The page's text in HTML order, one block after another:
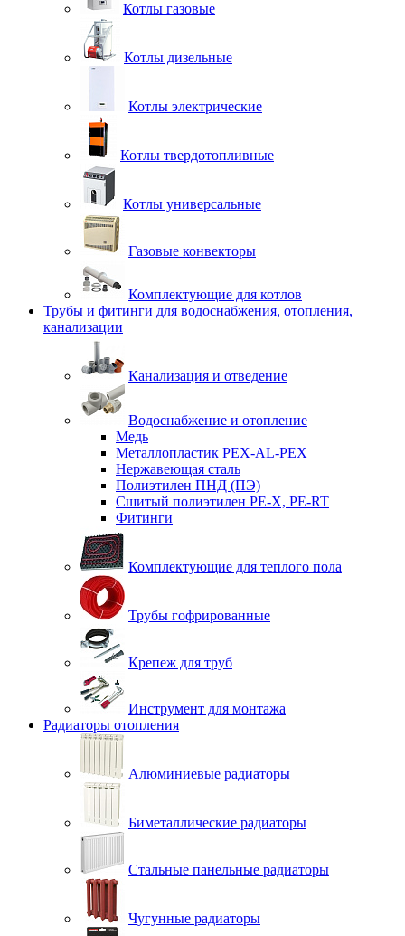
Котлы газовые
Котлы дизельные
Котлы электрические
Котлы твердотопливные
Котлы универсальные
Газовые конвекторы
Комплектующие для котлов
Трубы и фитинги для водоснабжения, отопления,
канализации
Канализация и отведение
Водоснабжение и отопление
Медь
Металлопластик PEX-AL-PEX
Нержавеющая сталь
Полиэтилен ПНД (ПЭ)
Сшитый полиэтилен PE-X, PE-RT
Фитинги
Комплектующие для теплого пола
Трубы гофрированные
Крепеж для труб
Инструмент для монтажа
Радиаторы отопления
Алюминиевые радиаторы
Биметаллические радиаторы
Стальные панельные радиаторы
Чугунные радиаторы